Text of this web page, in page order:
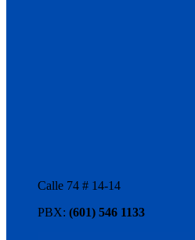
Calle 74 # 14-14
PBX: (601) 546 1133